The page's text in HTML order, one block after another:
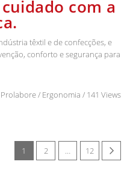
com a
têxtil e de confecções, e
conforto e segurança para
Prolabore/ Ergonomia / 141 Views
1 2 … 12